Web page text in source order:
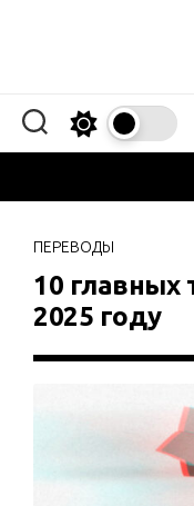
ПЕРЕВОДЫ
10 главных
2025 году